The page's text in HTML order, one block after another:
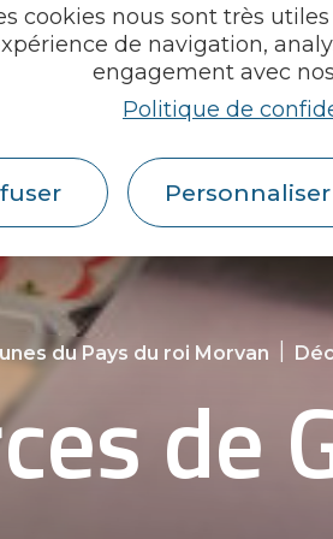
cookies nous sont très
de navigation,
engagement avec
Politique de
Personnaliser
du Pays du roi Morvan
de